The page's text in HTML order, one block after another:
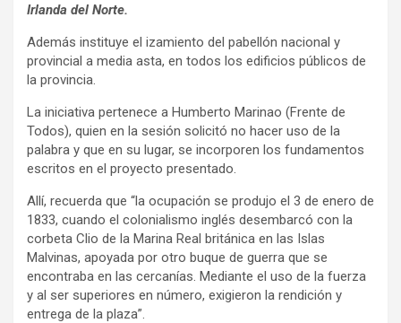
Irlanda del Norte.
Además instituye el izamiento del pabellón nacional y
provincial a media asta, en todos los edificios públicos de
la provincia.
La iniciativa pertenece a Humberto Marinao (Frente de
Todos), quien en la sesión solicitó no hacer uso de la
palabra y que en su lugar, se incorporen los fundamentos
escritos en el proyecto presentado.
Allí, recuerda que “la ocupación se produjo el 3 de enero de
1833, cuando el colonialismo inglés desembarcó con la
corbeta Clio de la Marina Real británica en las Islas
Malvinas, apoyada por otro buque de guerra que se
encontraba en las cercanías. Mediante el uso de la fuerza
y al ser superiores en número, exigieron la rendición y
entrega de la plaza”.